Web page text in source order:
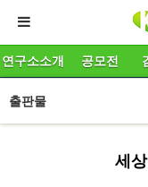
연구소소개 공모전
출판물
세